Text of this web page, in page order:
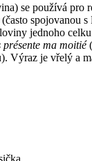
se používá pro
spojovanou
jednoho
présente ma moitié
Výraz je vřelý a